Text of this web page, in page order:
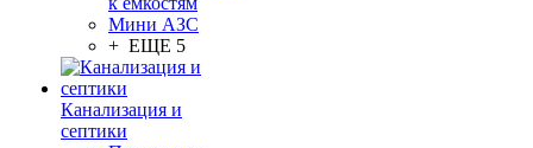
Мини АЗС
+ ЕЩЕ 5
Канализация и
септики